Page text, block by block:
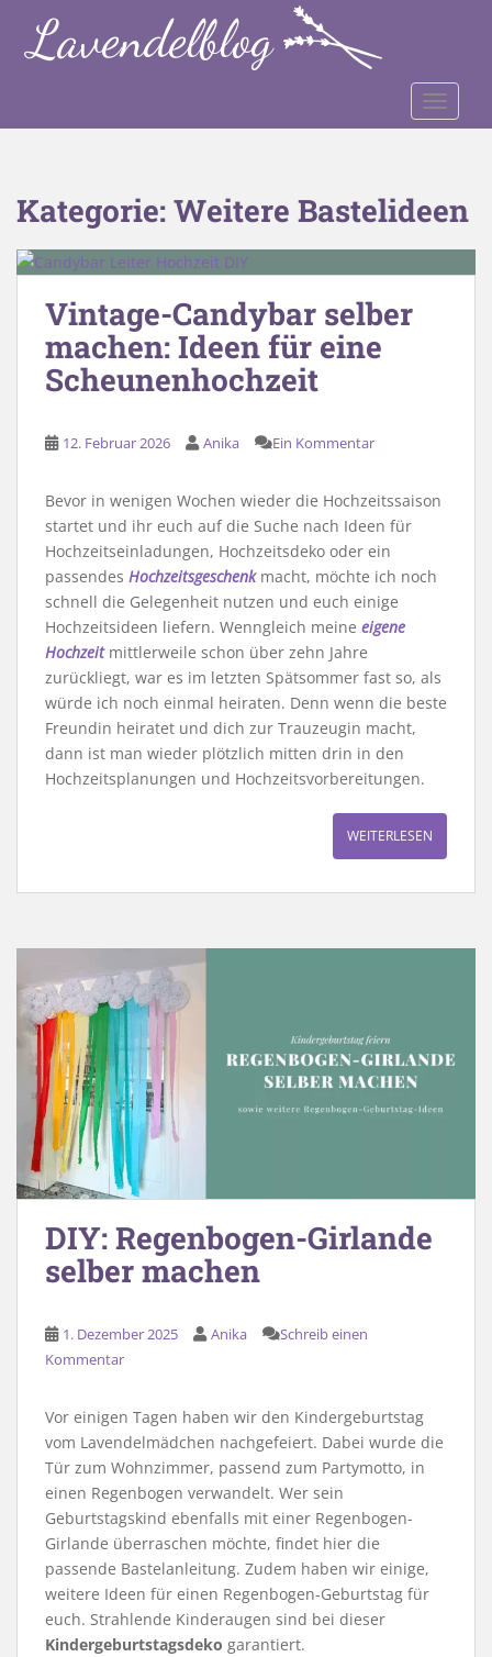
Kategorie:Weitere Bastelideen
Vintage-Candybar selber
machen: Ideen für eine
Scheunenhochzeit
12. Februar 2026 Anika Ein Kommentar
Bevor in wenigen Wochen wieder die Hochzeitssaison
startet und ihr euch auf die Suche nach Ideen für
Hochzeitseinladungen, Hochzeitsdeko oder ein
passendes Hochzeitsgeschenkmacht, möchte ich noch
schnell die Gelegenheit nutzen und euch einige
Hochzeitsideen liefern. Wenngleich meine eigene
Hochzeitmittlerweile schon über zehn Jahre
zurückliegt, war es im letzten Spätsommer fast so, als
würde ich noch einmal heiraten. Denn wenn die beste
Freundin heiratet und dich zur Trauzeugin macht,
dann ist man wieder plötzlich mitten drin in den
Hochzeitsplanungen und Hochzeitsvorbereitungen.
WEITERLESEN
DIY: Regenbogen-Girlande
selber machen
1. Dezember 2025 Anika
Schreib einen
Kommentar
Vor einigen Tagen haben wir den Kindergeburtstag
vom Lavendelmädchen nachgefeiert. Dabei wurde die
Tür zum Wohnzimmer, passend zum Partymotto, in
einen Regenbogen verwandelt. Wer sein
Geburtstagskind ebenfalls mit einer Regenbogen-
Girlande überraschen möchte, findet hier die
passende Bastelanleitung. Zudem haben wir einige,
weitere Ideen für einen Regenbogen-Geburtstag für
euch. Strahlende Kinderaugen sind bei dieser
Kindergeburtstagsdeko garantiert.